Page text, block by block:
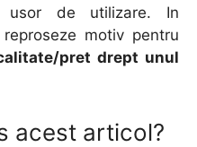
usor de utilizare. In
motiv pentru
pret drept unul
acest articol?